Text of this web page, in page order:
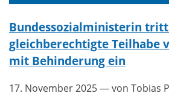
Bundessozialministerin
gleichberechtigte Teilhabe
mit Behinderung ein
17. November 2025— von Tobias